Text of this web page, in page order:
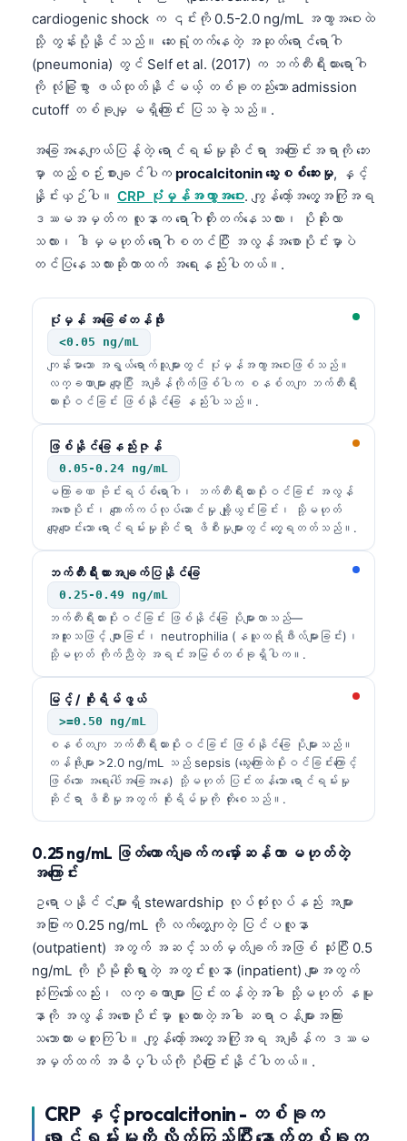
cardiogenic shock က ၎င်းကို 0.5-2.0 ng/mL အကွာအဝေးထဲ
သို့ တွန်းပို့နိုင်သည်။ ဆေးရုံတက်နေတဲ့ အဆုတ်ရောင်ရောဂါ
(pneumonia) တွင် Self et al. (2017) က ဘက်တီးရီးယားရောဂါ
ကို လုံခြုံစွာ ဖယ်ထုတ်နိုင်မယ့် တစ်ခုတည်းသော admission
cutoff တစ်ခုမျှ မရှိကြောင်း ပြသခဲ့သည်။.
အခြေအနေကျယ်ပြန့်တဲ့ ရောင်ရမ်းမှုဆိုင်ရာ အကြောင်းအရာကို ဘေး
မှာ ထည့်စဉ်းစားချင်ပါက procalcitonin သွေးစစ်ဆေးမှု, နှင့်
နှိုင်းယှဉ်ပါ။ CRP ပုံမှန်အကွာအဝေး. ကျွန်တော့်အတွေ့အကြုံအရ
ဒဿမအမှတ်က လူနာက ရောဂါတိုးတက်နေသလား၊ ပိုဆိုးလာ
သလား၊ ဒါမှမဟုတ် ရောဂါစတင်ပြီး အလွန်အစောပိုင်းမှာပဲ
တင်ပြနေသလားဆိုတာထက် အရေးနည်းပါတယ်။.
ပုံမှန် အခြေခံတန်ဖိုး
<0.05 ng/mL
ကျန်းမာသော အရွယ်ရောက်သူများတွင် ပုံမှန်အကွာအဝေးဖြစ်သည်။
လက္ခဏာများ ပျော့ပြီး အချိန်ကိုက်ဖြစ်ပါက စနစ်တကျ ဘက်တီးရီး
ယားပိုးဝင်ခြင်း ဖြစ်နိုင်ခြေ နည်းပါသည်။.
ဖြစ်နိုင်ခြေနည်းဇုန်
0.05-0.24 ng/mL
မကြာခဏ ဗိုင်းရပ်စ်ရောဂါ၊ ဘက်တီးရီးယားပိုးဝင်ခြင်း အလွန်
အစောပိုင်း၊ ကျောက်ကပ်လုပ်ဆောင်မှု ချို့ယွင်းခြင်း၊ သို့မဟုတ်
ပျော့ပျောင်းသော ရောင်ရမ်းမှုဆိုင်ရာ ဖိစီးမှုများတွင် တွေ့ရတတ်သည်။.
ဘက်တီးရီးယားအချက်ပြနိုင်ခြေ
0.25-0.49 ng/mL
ဘက်တီးရီးယားပိုးဝင်ခြင်း ဖြစ်နိုင်ခြေ ပိုများလာသည်—
အထူးသဖြင့် ဖျားခြင်း၊ neutrophilia (နယူထရိုဖီးလ်များခြင်း)၊
သို့မဟုတ် ကိုက်ညီတဲ့ အရင်းအမြစ်တစ်ခုရှိပါက။.
မြင့် / စိုးရိမ်ဖွယ်
>=0.50 ng/mL
စနစ်တကျ ဘက်တီးရီးယားပိုးဝင်ခြင်း ဖြစ်နိုင်ခြေ ပိုများသည်။
တန်ဖိုးများ >2.0 ng/mL သည် sepsis (သွေးကြောထဲပိုးဝင်ခြင်းကြောင့်
ဖြစ်သော အရေးပေါ်အခြေအနေ) သို့မဟုတ် ပြင်းထန်သော ရောင်ရမ်းမှု
ဆိုင်ရာ ဖိစီးမှုအတွက် စိုးရိမ်မှုကို တိုးစေသည်။.
0.25 ng/mL ဖြတ်တောက်ချက်က မှော်ဆန်တာ မဟုတ်တဲ့
အကြောင်း
ဥရောပနိုင်ငံများရှိ stewardship လုပ်ထုံးလုပ်နည်း အများ
အပြားက 0.25 ng/mL ကို လက်တွေ့ကျတဲ့ ပြင်ပလူနာ
(outpatient) အတွက် အဆင့်သတ်မှတ်ချက်အဖြစ် သုံးပြီး 0.5
ng/mL ကို ပိုမိုဆိုးရွားတဲ့ အတွင်းလူနာ (inpatient) များအတွက်
သုံးကြသော်လည်း၊ လက္ခဏာများ ပြင်းထန်တဲ့အခါ သို့မဟုတ် နမူ
နာကို အလွန်အစောပိုင်းမှာ ယူထားတဲ့အခါ ဆရာဝန်များအကြား
သဘောထားမတူကြပါ။ ကျွန်တော့်အတွေ့အကြုံအရ အချိန်က ဒဿမ
အမှတ်ထက် အဓိပ္ပါယ်ကို ပိုပြောင်းနိုင်ပါတယ်။.
CRP နှင့် procalcitonin - တစ်ခုက